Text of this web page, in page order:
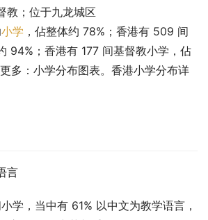
教；位于九龙城区
小学 ，佔整体约 78%；香港有 509 间
94%；香港有 177 间基督教小学，佔
多：小学分布图表。香港小学分布详
言
学，当中有 61% 以中文为教学语言，